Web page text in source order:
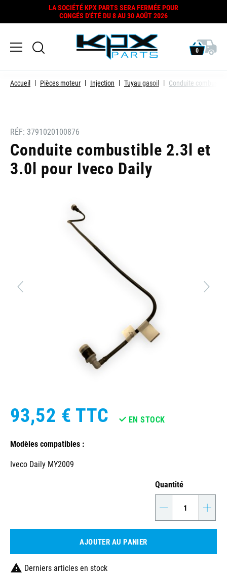
LA SOCIÉTÉ KPX PARTS SERA FERMÉE POUR
CONGÉS D'ÉTÉ DU 8 AU 30 AOÛT 2026
0
Accueil Pièces moteur Injection Tuyau gasoil Conduite
RÉF: 3791020100876
Conduite combustible 2.3l et
3.0l pour Iveco Daily
93,52 € TTC EN STOCK
Modèles compatibles :
Iveco Daily MY2009
Quantité
- +
AJOUTER AU PANIER
 Derniers articles en stock